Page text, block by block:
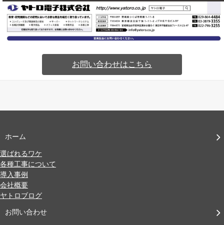
お問い合わせはこちら
ホーム
選ばれるワケ
各種工事について
導入事例
会社概要
ヤトロブログ
お問い合わせ